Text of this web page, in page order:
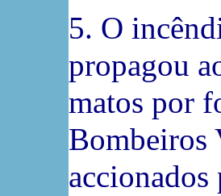
5. O
propagou
matos por
Bombeiros
accionados